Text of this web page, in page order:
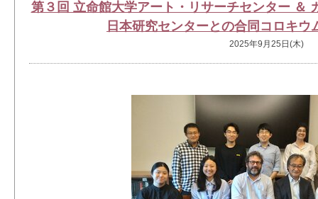
第３回 立命館大学アート・リサーチセンター ＆
日本研究センターとの合同コロキウ
2025年9月25日(木)